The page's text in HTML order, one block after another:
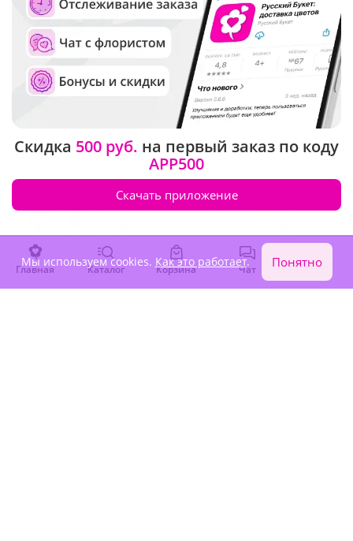
5(193)
Композиция "Пионовый
рай"
50 410 ₽
(238)
Букет-гигант "Эффект
бабочки"
В наличии
3 950 ₽
Главная Каталог Корзина Чат Войти
Скидка 500 руб. на первый заказ по коду
APP500
Скачать приложение
Мы используем cookies. Как это работает. Понятно